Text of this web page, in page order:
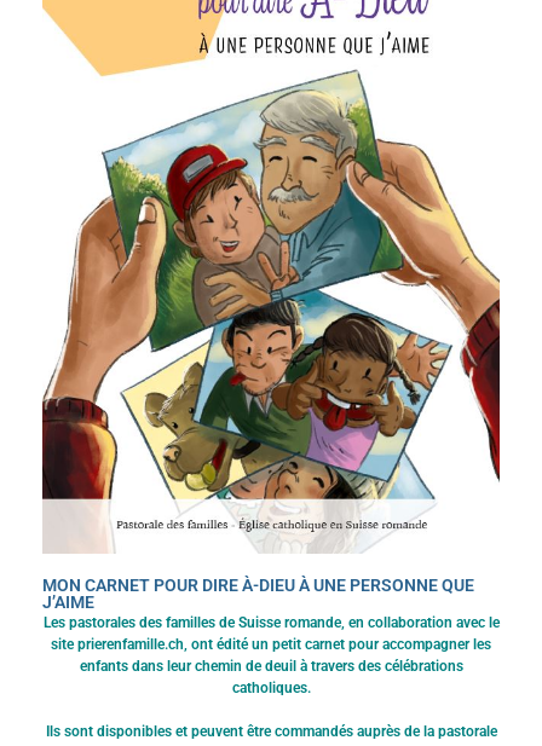
MON CARNET POUR DIRE À-DIEU À UNE PERSONNE QUE
J’AIME
Les pastorales des familles de Suisse romande, en collaboration avec le
siteprierenfamille.ch, ont édité un petit carnet pour accompagner les
enfants dans leur chemin de deuil à travers des célébrations
catholiques.
Ils sont disponibles et peuvent être commandés auprès de la pastorale